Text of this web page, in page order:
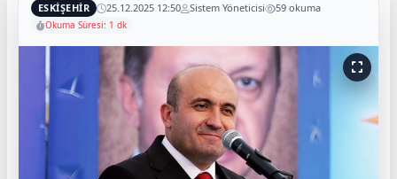
ESKİŞEHİR 25.12.2025 12:50 Sistem Yöneticisi 59 okuma
Okuma Süresi: 1 dk